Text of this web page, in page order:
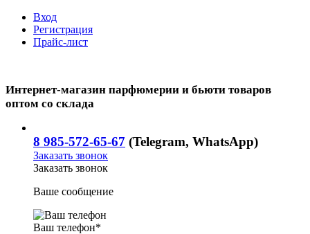
Вход
Регистрация
Прайс-лист
Интернет-магазин парфюмерии и бьюти товаров
оптом со склада
8 985-572-65-67 (Telegram, WhatsApp)
Заказать звонок
Заказать звонок
Ваше сообщение
Ваш телефон*